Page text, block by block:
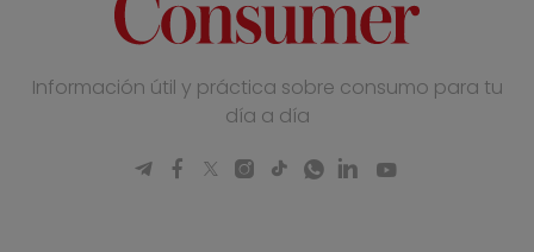
Información útil y práctica sobre consumo para tu
día a día